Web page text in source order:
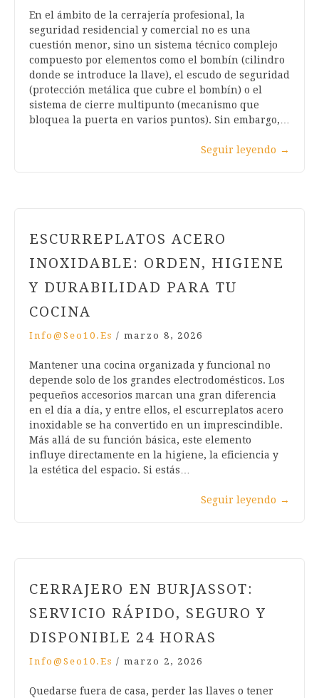
En el ámbito de la cerrajería profesional, la
seguridad residencial y comercial no es una
cuestión menor, sino un sistema técnico complejo
compuesto por elementos como el bombín (cilindro
donde se introduce la llave), el escudo de seguridad
(protección metálica que cubre el bombín) o el
sistema de cierre multipunto (mecanismo que
bloquea la puerta en varios puntos). Sin embargo,…
Seguir leyendo →
ESCURREPLATOS ACERO
INOXIDABLE: ORDEN, HIGIENE
Y DURABILIDAD PARA TU
COCINA
Info@seo10.es / marzo 8, 2026
Mantener una cocina organizada y funcional no
depende solo de los grandes electrodomésticos. Los
pequeños accesorios marcan una gran diferencia
en el día a día, y entre ellos, el escurreplatos acero
inoxidable se ha convertido en un imprescindible.
Más allá de su función básica, este elemento
influye directamente en la higiene, la eficiencia y
la estética del espacio. Si estás…
Seguir leyendo →
CERRAJERO EN BURJASSOT:
SERVICIO RÁPIDO, SEGURO Y
DISPONIBLE 24 HORAS
Info@seo10.es / marzo 2, 2026
Quedarse fuera de casa, perder las llaves o tener